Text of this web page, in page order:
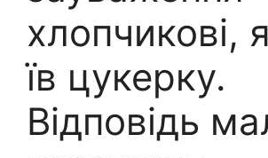
хлопчикові,
їв цукерку.
Відповідь